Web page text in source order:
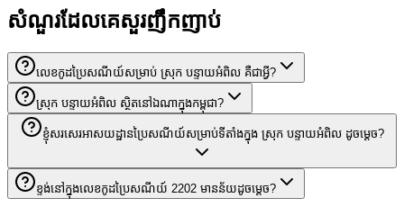
សំណួរដែលគេសួរញឹកញាប់
លេខកូដប្រៃសណីយ៍សម្រាប់ ស្រុក បន្ទាយអំពិល គឺជាអ្វី?
ស្រុក បន្ទាយអំពិល ស្ថិតនៅឯណាក្នុងកម្ពុជា?
ខ្ញុំសរសេរអាសយដ្ឋានប្រៃសណីយ៍សម្រាប់ទីតាំងក្នុង ស្រុក បន្ទាយអំពិល ដូចម្តេច?
ខ្ទង់នៅក្នុងលេខកូដប្រៃសណីយ៍ 2202 មានន័យដូចម្តេច?